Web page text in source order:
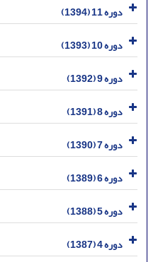
دوره 11 (1394)
دوره 10 (1393)
دوره 9 (1392)
دوره 8 (1391)
دوره 7 (1390)
دوره 6 (1389)
دوره 5 (1388)
دوره 4 (1387)